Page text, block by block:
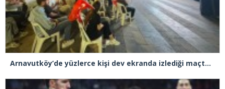
Arnavutköy’de yüzlerce kişi dev ekranda izlediği maçta Türkiye, Yunanistan’ı 94-68 yendi